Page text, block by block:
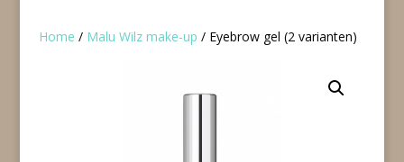
Home / Malu Wilz make-up / Eyebrow gel (2 varianten)